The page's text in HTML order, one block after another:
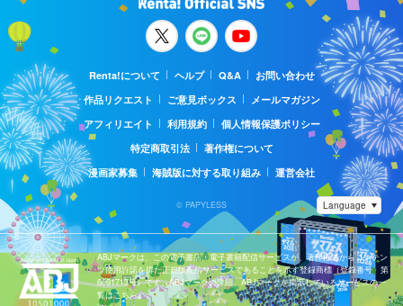
Renta!について ヘルプ Q&A
お問い合わせ
作品リクエスト
ご意見ボックス
メールマガジン
アフィリエイト
利用規約
個人情報保護ポリシー
特定商取引法
著作権について
漫画家募集
海賊版に対する取り組み 運営会社
© PAPYLESS
ABJマークは、この電子書店・電子書籍配信サービスが、著作権者からコンテン
ツ使用許諾を得た正規版配信サービスであることを示す登録商標（登録番号 第
6091713号）です。ABJマークの詳細、ABJマークを掲示しているサービスの一
覧はこちら。